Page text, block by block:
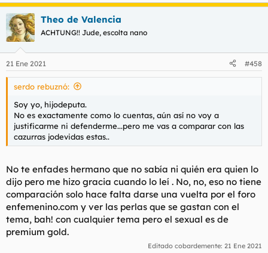
a
c
c
i
e
s
Theo de Valencia
ACHTUNG!! Jude, escolta nano
21 Ene 2021 #458
serdo rebuznó:
Soy yo, hijodeputa.
No es exactamente como lo cuentas, aún así no voy a
justificarme ni defenderme...pero me vas a comparar con las
cazurras jodevidas estas..
No te enfades hermano que no sabía ni quién era quien lo
dijo pero me hizo gracia cuando lo leí . No, no, eso no tiene
comparación solo hace falta darse una vuelta por el foro
enfemenino.com y ver las perlas que se gastan con el
tema, bah! con cualquier tema pero el sexual es de
premium gold.
Editado cobardemente: 21 Ene 2021